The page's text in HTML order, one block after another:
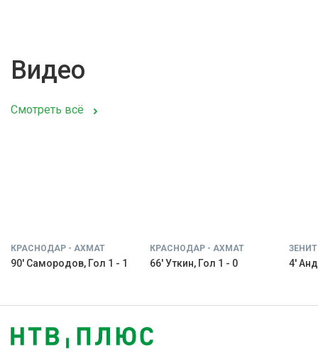
Видео
Смотреть всё
КРАСНОДАР - АХМАТ
90' Самородов, Гол 1 - 1
КРАСНОДАР - АХМАТ
66' Уткин, Гол 1 - 0 4'